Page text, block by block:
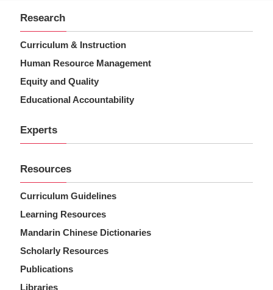
Research
Curriculum & Instruction
Human Resource Management
Equity and Quality
Educational Accountability
Experts
Resources
Curriculum Guidelines
Learning Resources
Mandarin Chinese Dictionaries
Scholarly Resources
Publications
Libraries